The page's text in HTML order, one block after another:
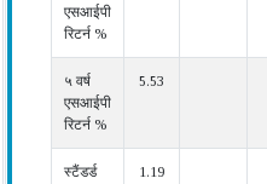
एसआईपी
रिटर्न %
५ वर्ष
एसआईपी
रिटर्न %
5.53
स्टैंडर्ड
1.19